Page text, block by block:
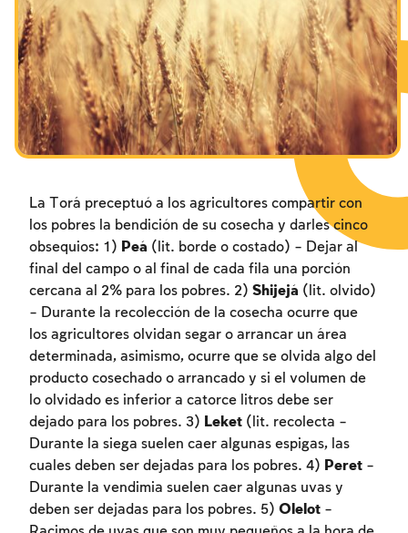
Los ayunos por la destrucción del Templo
Janucá
Purim
Los ayunos por la destrucción del Templo
Janucá
Purim
La Torá preceptuó a los agricultores compartir con
los pobres la bendición de su cosecha y darles cinco
obsequios: 1) Peá (lit. borde o costado) – Dejar al
final del campo o al final de cada fila una porción
cercana al 2% para los pobres. 2) Shijejá (lit. olvido)
– Durante la recolección de la cosecha ocurre que
los agricultores olvidan segar o arrancar un área
determinada, asimismo, ocurre que se olvida algo del
producto cosechado o arrancado y si el volumen de
lo olvidado es inferior a catorce litros debe ser
dejado para los pobres. 3) Leket (lit. recolecta –
Durante la siega suelen caer algunas espigas, las
cuales deben ser dejadas para los pobres. 4) Peret –
Durante la vendimia suelen caer algunas uvas y
deben ser dejadas para los pobres. 5) Olelot –
Los ayunos por la destrucción del Templo
Janucá
Purim